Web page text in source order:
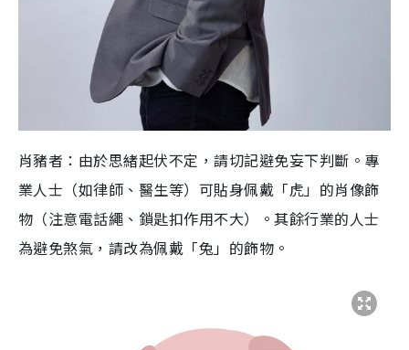
肖豬者：由於思緒起伏不定，請切記避免妄下判斷。專
業人士（如律師、醫生等）可貼身佩戴「虎」的肖像飾
物（注意電話繩、鎖匙扣作用不大）。其餘行業的人士
為避免煞氣，請改為佩戴「兔」的飾物。